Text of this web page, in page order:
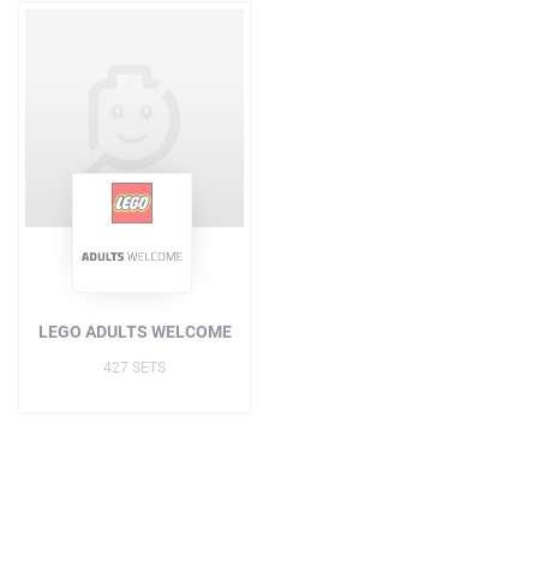
LEGO ADULTS WELCOME
427 SETS